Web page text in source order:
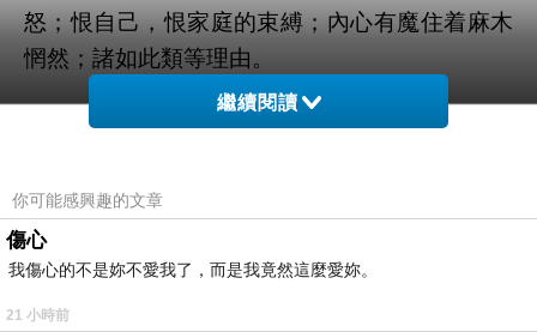
怒；恨自己，恨家庭的束縛；內心有魔住着麻木
惘然；諸如此類等理由。
人為什麼選擇改變自己？是因為有緣遇到大愛，
沒改變會走窄人生；因為再不修正會出事，撞南
牆直至丟失生命、前途、健康、親朋，丟失彌補
不回的感情。
繼續閱讀
你可能感興趣的文章
傷心
我傷心的不是妳不愛我了，而是我竟然這麼愛妳。
21 小時前